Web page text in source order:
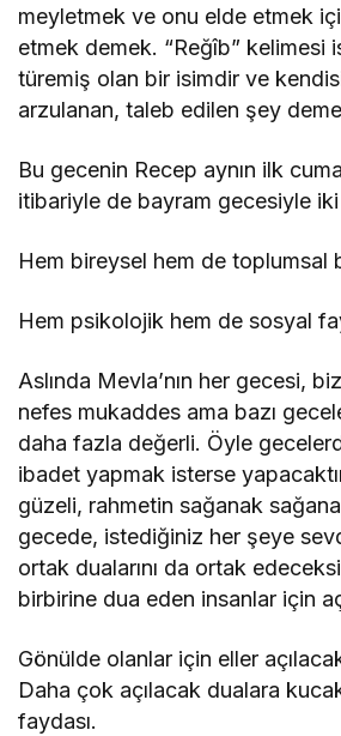
meyletmek ve onu elde etmek
etmek demek. “Reğîb” kelimesi
türemiş olan bir isimdir ve
arzulanan, taleb edilen şey
Bu gecenin Recep aynın ilk
itibariyle de bayram gecesiyle
Hem bireysel hem de toplumsal
Hem psikolojik hem de sosyal
Aslında Mevla’nın her gecesi,
nefes mukaddes ama bazı
daha fazla değerli. Öyle
ibadet yapmak isterse
güzeli, rahmetin sağanak
gecede, istediğiniz her şeye
ortak dualarını da ortak
birbirine dua eden insanlar için
Gönülde olanlar için eller
Daha çok açılacak dualara
faydası.